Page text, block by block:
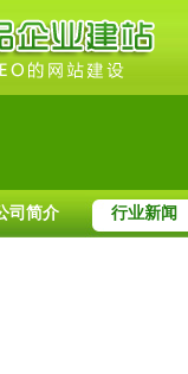
司简介 行业新闻